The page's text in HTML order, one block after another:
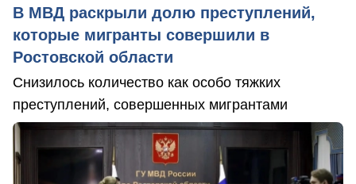
В МВД раскрыли долю преступлений,
которые мигранты совершили в
Ростовской области
Снизилось количество как особо тяжких
преступлений, совершенных мигрантами